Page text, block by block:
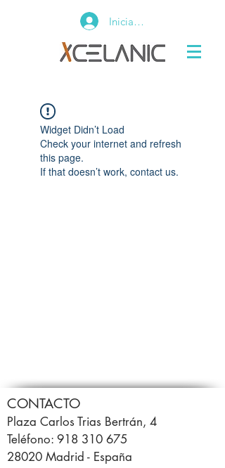
Iniciar sesión
Widget Didn’t Load
Check your internet and refresh
this page.
If that doesn’t work, contact us.
CONTACTO
Plaza Carlos Trias Bertrán, 4
Teléfono: 918 310 675
28020 Madrid - España